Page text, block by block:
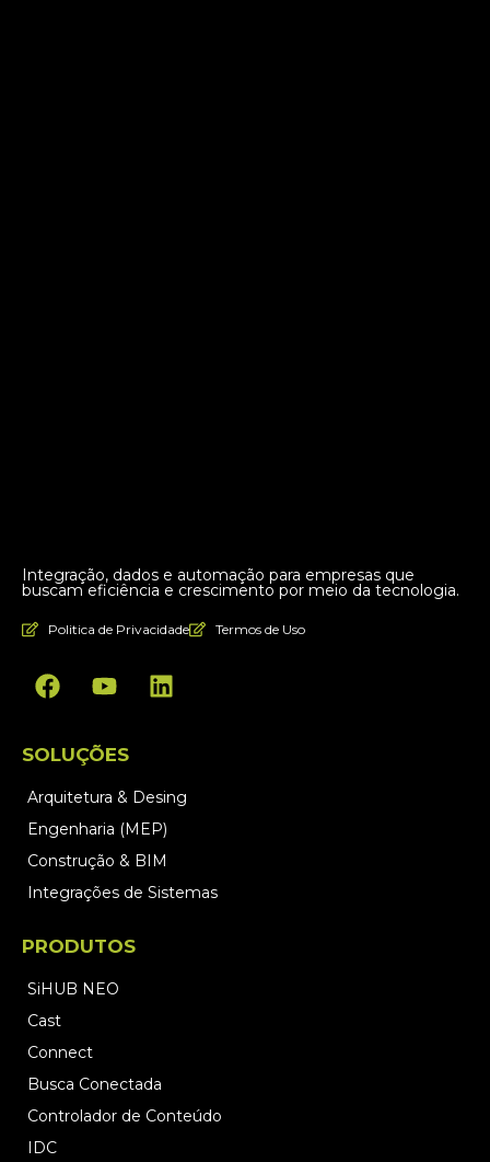
Integração, dados e automação para empresas que
buscam eficiência e crescimento por meio da tecnologia.
Politica de Privacidade Termos de Uso
SOLUÇÕES
Arquitetura & Desing
Engenharia (MEP)
Construção & BIM
Integrações de Sistemas
PRODUTOS
SiHUB NEO
Cast
Connect
Busca Conectada
Controlador de Conteúdo
IDC